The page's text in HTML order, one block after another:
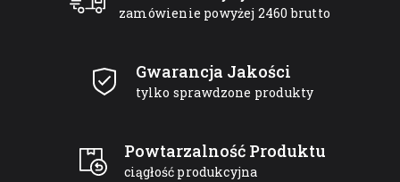
zamówienie powyżej 2460 brutto
Gwarancja Jakości
tylko sprawdzone produkty
Powtarzalność Produktu
ciągłość produkcyjna